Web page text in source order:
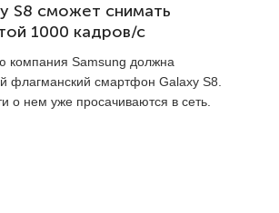
S8 сможет снимать
1000 кадров/с
компания Samsung должна
флагманский смартфон Galaxy S8.
о нем уже просачиваются в сеть.